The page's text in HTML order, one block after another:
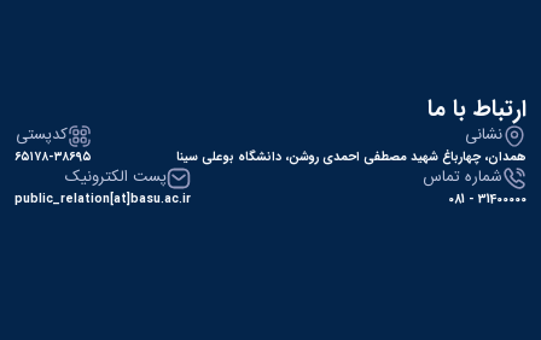
ارتباط با ما
نشانی
همدان، چهارباغ شهید مصطفی احمدی روشن، دانشگاه بوعلی سینا
کدپستی
۶۵۱۷۸-۳۸۶۹۵
شماره تماس
31400000 - 081
پست الکترونیک
public_relation[at]basu.ac.ir